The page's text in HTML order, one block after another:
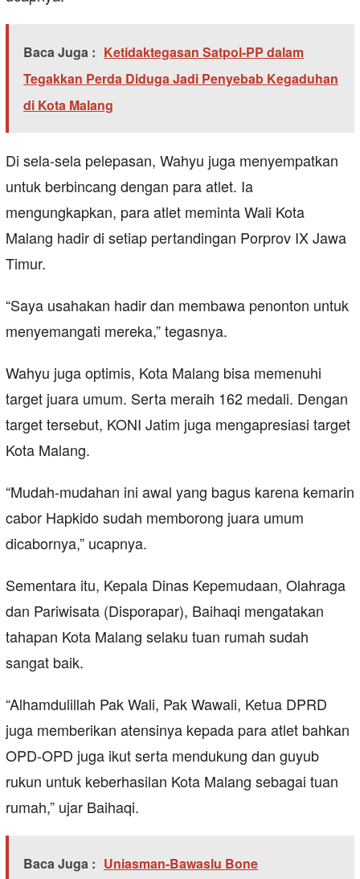
Baca Juga : Ketidaktegasan Satpol-PP dalam
Tegakkan Perda Diduga Jadi Penyebab Kegaduhan
di Kota Malang
Di sela-sela pelepasan, Wahyu juga menyempatkan
untuk berbincang dengan para atlet. Ia
mengungkapkan, para atlet meminta Wali Kota
Malang hadir di setiap pertandingan Porprov IX Jawa
Timur.
“Saya usahakan hadir dan membawa penonton untuk
menyemangati mereka,” tegasnya.
Wahyu juga optimis, Kota Malang bisa memenuhi
target juara umum. Serta meraih 162 medali. Dengan
target tersebut, KONI Jatim juga mengapresiasi target
Kota Malang.
“Mudah-mudahan ini awal yang bagus karena kemarin
cabor Hapkido sudah memborong juara umum
dicabornya,” ucapnya.
Sementara itu, Kepala Dinas Kepemudaan, Olahraga
dan Pariwisata (Disporapar), Baihaqi mengatakan
tahapan Kota Malang selaku tuan rumah sudah
sangat baik.
“Alhamdulillah Pak Wali, Pak Wawali, Ketua DPRD
juga memberikan atensinya kepada para atlet bahkan
OPD-OPD juga ikut serta mendukung dan guyub
rukun untuk keberhasilan Kota Malang sebagai tuan
rumah,” ujar Baihaqi.
Baca Juga : Uniasman-Bawaslu Bone